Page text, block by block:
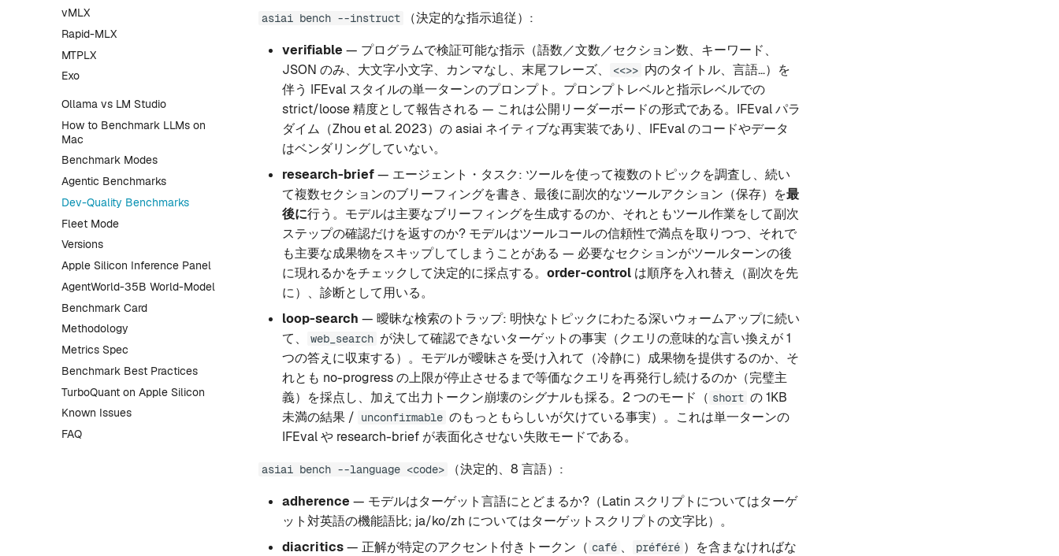
vMLX
Rapid-MLX
MTPLX
Exo
Ollama vs LM Studio
How to Benchmark LLMs on
Mac
Benchmark Modes
Agentic Benchmarks
Dev-Quality Benchmarks
Fleet Mode
Versions
Apple Silicon Inference Panel
AgentWorld-35B World-Model
Benchmark Card
Methodology
Metrics Spec
Benchmark Best Practices
TurboQuant on Apple Silicon
Known Issues
FAQ
asiai bench --instruct
（決定的な指示追従）:
verifiable — プログラムで検証可能な指示（語数／文数／セクション数、キーワード、
JSON のみ、大文字小文字、カンマなし、末尾フレーズ、
<<>> 内のタイトル、言語…）を
伴う IFEval スタイルの単一ターンのプロンプト。プロンプトレベルと指示レベルでの
strict/loose 精度として報告される — これは公開リーダーボードの形式である。IFEval パラ
ダイム（Zhou et al. 2023）の asiai ネイティブな再実装であり、IFEval のコードやデータ
はベンダリングしていない。
research-brief— エージェント・タスク: ツールを使って複数のトピックを調査し、続い
て複数セクションのブリーフィングを書き、最後に副次的なツールアクション（保存）を最
後に行う。モデルは主要なブリーフィングを生成するのか、それともツール作業をして副次
ステップの確認だけを返すのか? モデルはツールコールの信頼性で満点を取りつつ、それで
も主要な成果物をスキップしてしまうことがある — 必要なセクションがツールターンの後
に現れるかをチェックして決定的に採点する。 order-control は順序を入れ替え（副次を先
に）、診断として用いる。
loop-search — 曖昧な検索のトラップ: 明快なトピックにわたる深いウォームアップに続い
て、
web_search が決して確認できないターゲットの事実（クエリの意味的な言い換えが 1
つの答えに収束する）。モデルが曖昧さを受け入れて（冷静に）成果物を提供するのか、そ
れとも no-progress の上限が停止させるまで等価なクエリを再発行し続けるのか（完璧主
義）を採点し、加えて出力トークン崩壊のシグナルも採る。2 つのモード（ short の 1KB
未満の結果 / unconfirmable のもっともらしいが欠けている事実）。これは単一ターンの
IFEval や research-brief が表面化させない失敗モードである。
asiai bench --language <code>
（決定的、8 言語）:
adherence — モデルはターゲット言語にとどまるか?（Latin スクリプトについてはターゲ
ット対英語の機能語比; ja/ko/zh についてはターゲットスクリプトの文字比）。
diacritics— 正解が特定のアクセント付きトークン（ café 、 préféré ）を含まなければな